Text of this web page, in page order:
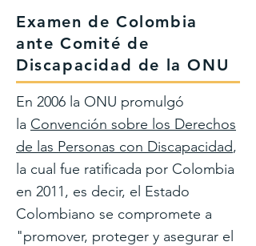
Examen de Colombia
ante Comité de
Discapacidad de la ONU
En 2006 la ONU promulgó
la Convención sobre los Derechos
de las Personas con Discapacidad,
la cual fue ratificada por Colombia
en 2011, es decir, el Estado
Colombiano se compromete a
"promover, proteger y asegurar el